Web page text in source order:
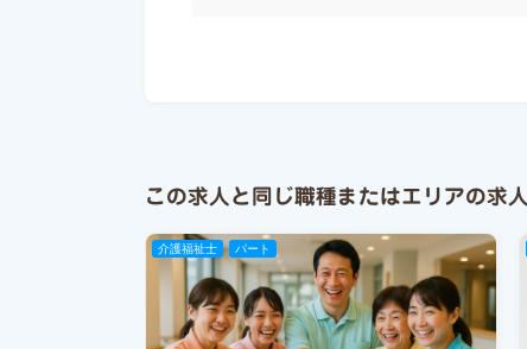
この求人と同じ職種またはエリアの求人
介護福祉士 パート